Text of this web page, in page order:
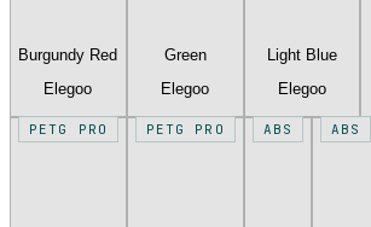
Burgundy Red
Elegoo
Green
Elegoo
Light Blue
Elegoo
PETG PRO PETG PRO ABS ABS